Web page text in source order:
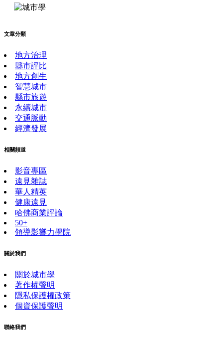
文章分類
地方治理
縣市評比
地方創生
智慧城市
縣市旅遊
永續城市
交通脈動
經濟發展
相關頻道
影音專區
遠見雜誌
華人精英
健康遠見
哈佛商業評論
50+
領導影響力學院
關於我們
關於城市學
著作權聲明
隱私保護權政策
個資保護聲明
聯絡我們